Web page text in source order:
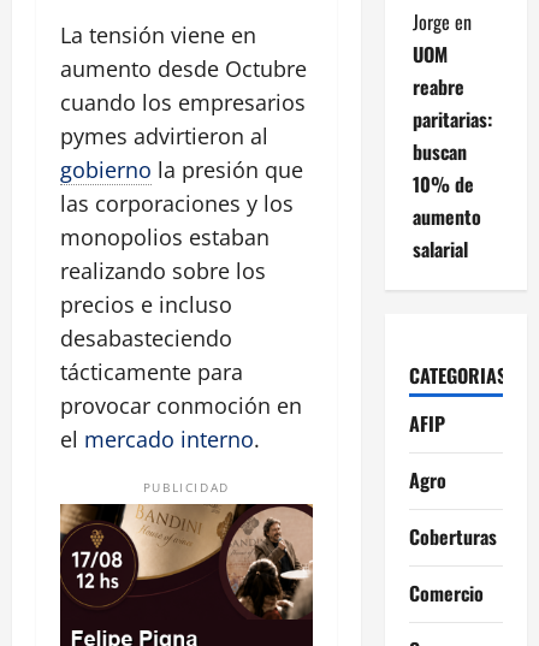
La tensión viene en
aumento desde Octubre
cuando los empresarios
pymes advirtieron al
gobierno la presión que
las corporaciones y los
monopolios estaban
realizando sobre los
precios e incluso
desabasteciendo
tácticamente para
provocar conmoción en
el mercado interno.
PUBLICIDAD
Jorge en
UOM
reabre
paritarias:
buscan
10% de
aumento
salarial
CATEGORIAS
AFIP
Agro
Coberturas
Comercio